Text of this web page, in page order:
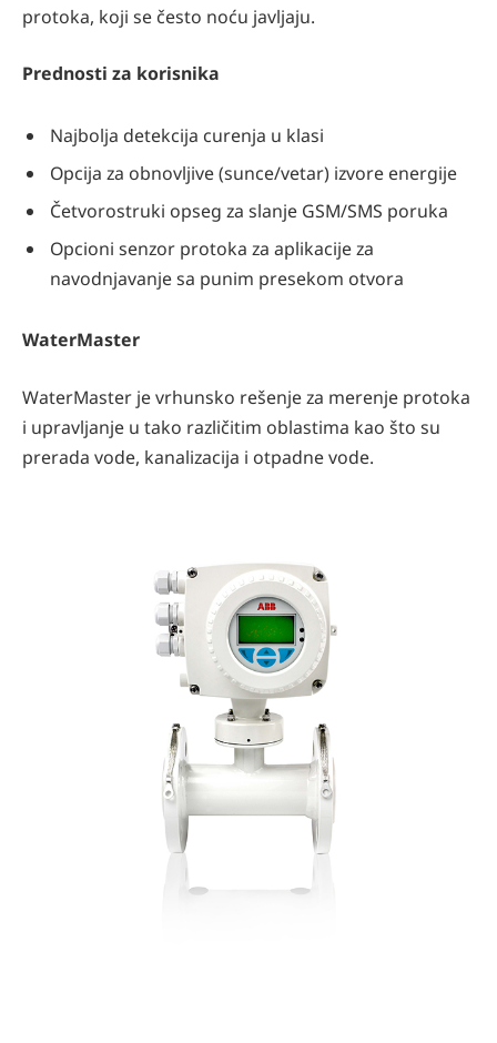
protoka, koji se često noću javljaju.
Prednosti za korisnika
Najbolja detekcija curenja u klasi
Opcija za obnovljive (sunce/vetar) izvore energije
Četvorostruki opseg za slanje GSM/SMS poruka
Opcioni senzor protoka za aplikacije za
navodnjavanje sa punim presekom otvora
WaterMaster
WaterMaster je vrhunsko rešenje za merenje protoka
i upravljanje u tako različitim oblastima kao što su
prerada vode, kanalizacija i otpadne vode.